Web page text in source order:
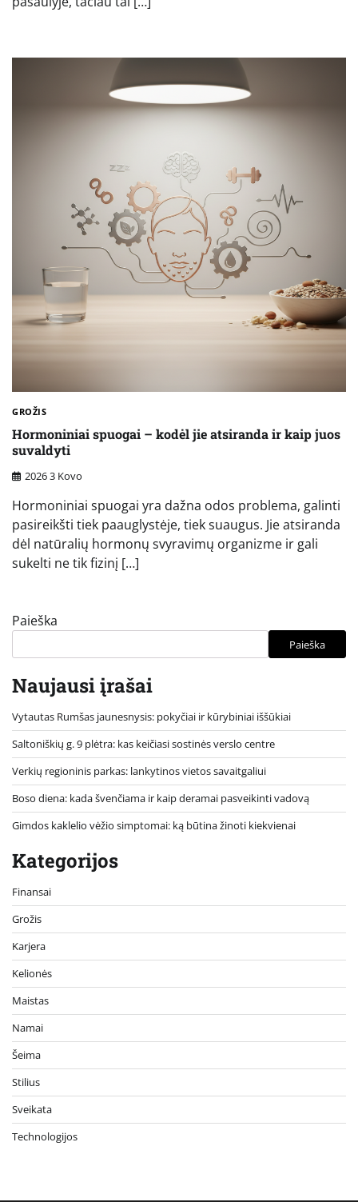
GROŽIS
Hormoniniai spuogai – kodėl jie atsiranda ir kaip juos
suvaldyti
2026 3 Kovo
Hormoniniai spuogai yra dažna odos problema, galinti
pasireikšti tiek paauglystėje, tiek suaugus. Jie atsiranda
dėl natūralių hormonų svyravimų organizme ir gali
sukelti ne tik fizinį […]
Paieška
Paieška
Naujausi įrašai
Vytautas Rumšas jaunesnysis: pokyčiai ir kūrybiniai iššūkiai
Saltoniškių g. 9 plėtra: kas keičiasi sostinės verslo centre
Verkių regioninis parkas: lankytinos vietos savaitgaliui
Boso diena: kada švenčiama ir kaip deramai pasveikinti vadovą
Gimdos kaklelio vėžio simptomai: ką būtina žinoti kiekvienai
Kategorijos
Finansai
Grožis
Karjera
Kelionės
Maistas
Namai
Šeima
Stilius
Sveikata
Technologijos